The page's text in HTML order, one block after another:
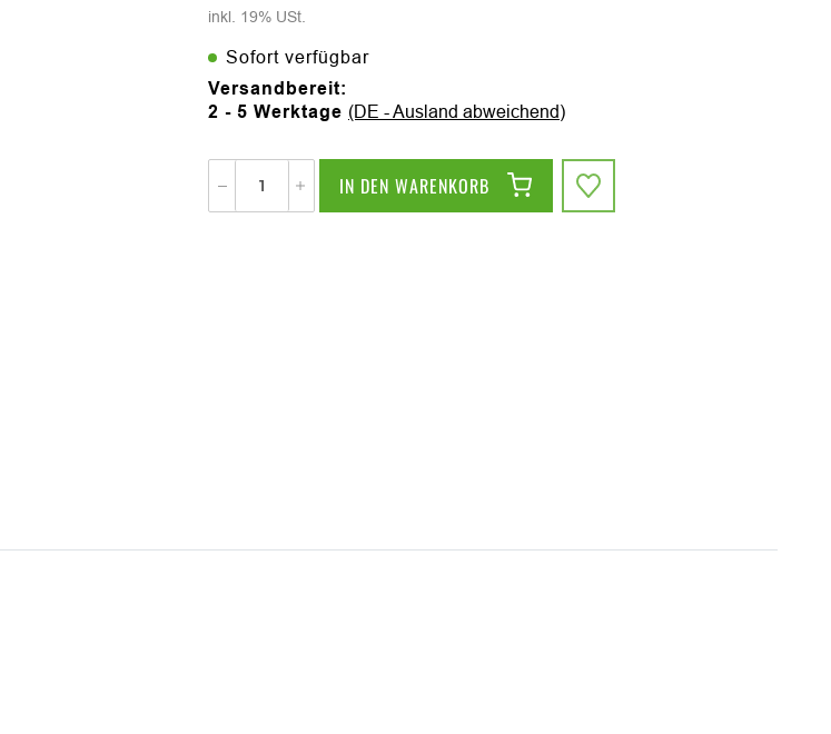
inkl. 19% USt.
Sofort verfügbar
Versandbereit:
2 - 5 Werktage (DE - Ausland abweichend)
IN DEN WARENKORB